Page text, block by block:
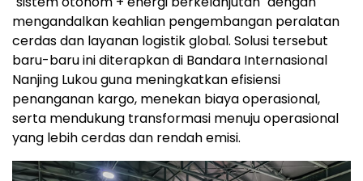
mengandalkan keahlian pengembangan peralatan
cerdas dan layanan logistik global. Solusi tersebut
baru-baru ini diterapkan di Bandara Internasional
Nanjing Lukou guna meningkatkan efisiensi
penanganan kargo, menekan biaya operasional,
serta mendukung transformasi menuju operasional
yang lebih cerdas dan rendah emisi.